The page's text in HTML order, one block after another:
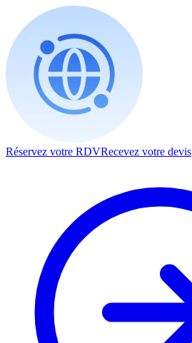
Réservez votre RDVRecevez votre devis